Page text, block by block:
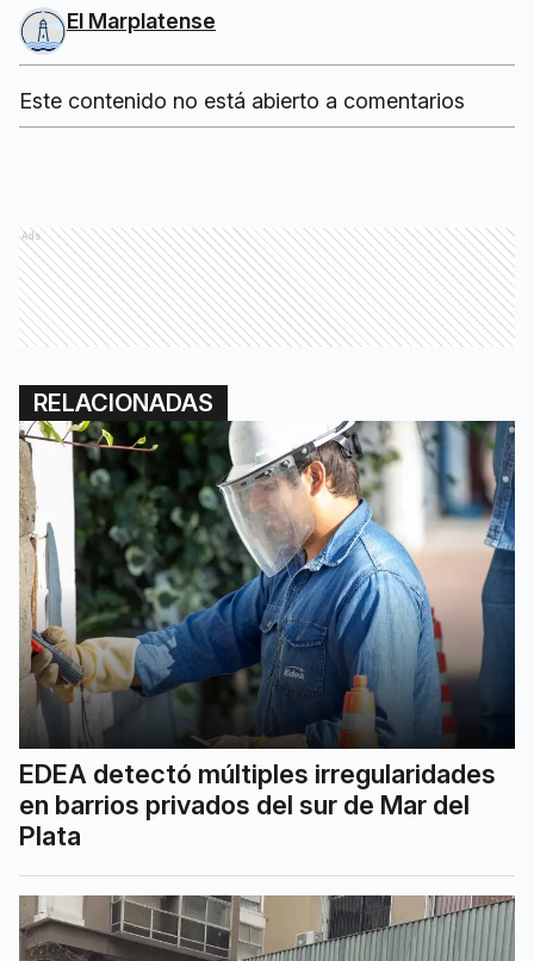
El Marplatense
Este contenido no está abierto a comentarios
Ads
RELACIONADAS
EDEA detectó múltiples irregularidades
en barrios privados del sur de Mar del
Plata